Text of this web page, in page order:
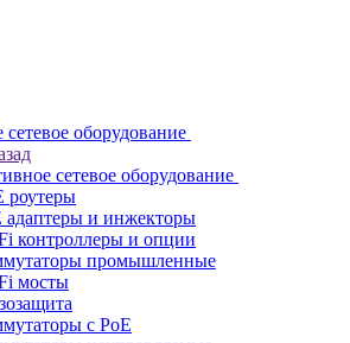
оборудование
сетевое оборудование
роутеры
адаптеры и инжекторы
контроллеры и опции
промышленные
мосты
c PoE